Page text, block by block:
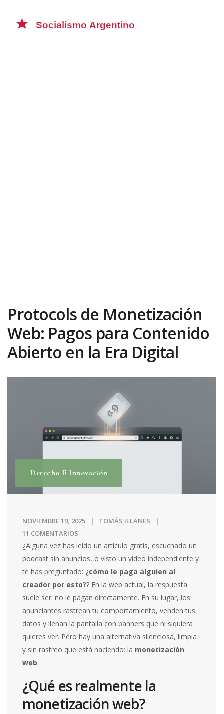
Protocols de Monetización
Web: Pagos para Contenido
Abierto en la Era Digital
Derecho E Innovación
NOVIEMBRE 19, 2025
TOMÁS ILLANES
11 COMENTARIOS
¿Alguna vez has leído un artículo gratis, escuchado un
podcast sin anuncios, o visto un video independiente y
te has preguntado: ¿cómo le paga alguien al
creador por esto?? En la web actual, la respuesta
suele ser: no le pagan directamente. En su lugar, los
anunciantes rastrean tu comportamiento, venden tus
datos y llenan la pantalla con banners que ni siquiera
quieres ver. Pero hay una alternativa silenciosa, limpia
y sin rastreo que está naciendo: la monetización
web.
¿Qué es realmente la
monetización web?